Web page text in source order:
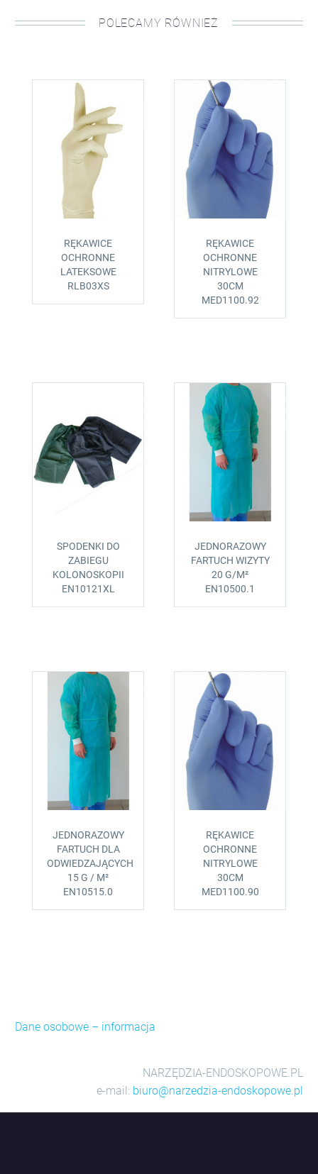
POLECAMY RÓWNIEŻ
RĘKAWICE
OCHRONNE
LATEKSOWE
RLB03XS
RĘKAWICE
OCHRONNE
NITRYLOWE
30CM
MED1100.92
SPODENKI DO
ZABIEGU
KOLONOSKOPII
EN10121XL
JEDNORAZOWY
FARTUCH WIZYTY
20 G/M²
EN10500.1
JEDNORAZOWY
FARTUCH DLA
ODWIEDZAJĄCYCH
15 G / M²
EN10515.0
RĘKAWICE
OCHRONNE
NITRYLOWE
30CM
MED1100.90
Dane osobowe – informacja
NARZĘDZIA-ENDOSKOPOWE.PL
e-mail: biuro@narzedzia-endoskopowe.pl